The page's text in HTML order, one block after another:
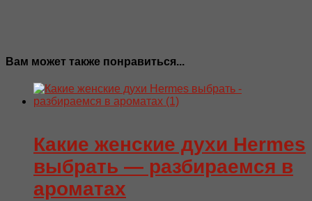
Вам может также понравиться...
Какие женские духи Hermes
выбрать — разбираемся в
ароматах